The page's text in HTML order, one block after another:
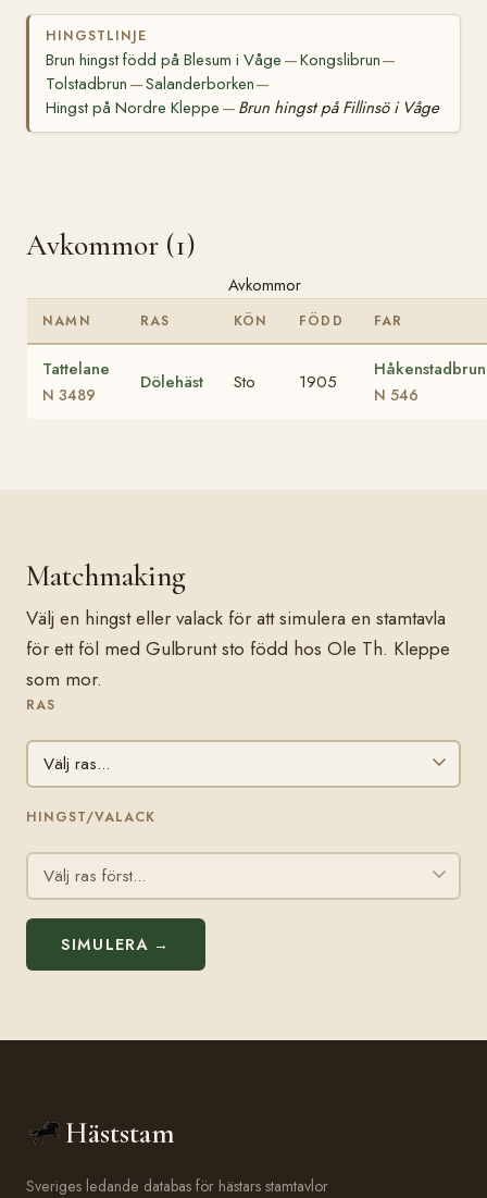
HINGSTLINJE
Brun hingst född på Blesum i Våge —Kongslibrun—
Tolstadbrun —Salanderborken—
Hingst på Nordre Kleppe — Brun hingst på Fillinsö i Våge
Avkommor (1)
Avkommor
NAMN RAS KÖN FÖDD FAR
Tattelane
N 3489
Dölehäst Sto 1905
Håkenstadbrun
N 546
Matchmaking
Välj en hingst eller valack för att simulera en stamtavla
för ett föl med Gulbrunt sto född hos Ole Th. Kleppe
som mor.
RAS
HINGST/VALACK
SIMULERA →
Häststam
Sveriges ledande databas för hästars stamtavlor